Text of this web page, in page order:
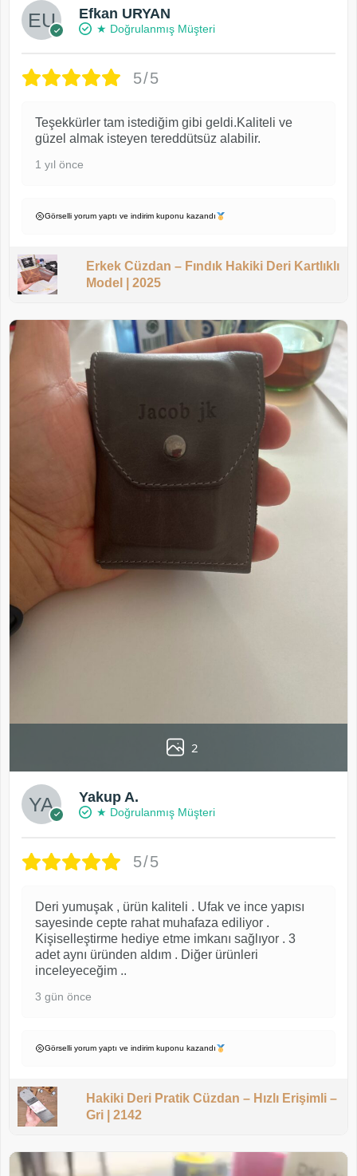
Efkan URYAN
★ Doğrulanmış Müşteri
5/5
Teşekkürler tam istediğim gibi geldi.Kaliteli ve
güzel almak isteyen tereddütsüz alabilir.
1 yıl önce
Görselli yorum yaptı ve indirim kuponu kazandı
Erkek Cüzdan – Fındık Hakiki Deri Kartlıklı
Model | 2025
2
Yakup A.
★ Doğrulanmış Müşteri
5/5
Deri yumuşak , ürün kaliteli . Ufak ve ince yapısı
sayesinde cepte rahat muhafaza ediliyor .
Kişiselleştirme hediye etme imkanı sağlıyor . 3
adet aynı üründen aldım . Diğer ürünleri
inceleyeceğim ..
3 gün önce
Görselli yorum yaptı ve indirim kuponu kazandı
Hakiki Deri Pratik Cüzdan – Hızlı Erişimli –
Gri | 2142